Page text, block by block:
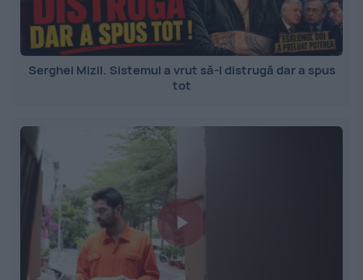
Serghei Mizil. Sistemul a vrut să-l distrugă dar a spus
tot